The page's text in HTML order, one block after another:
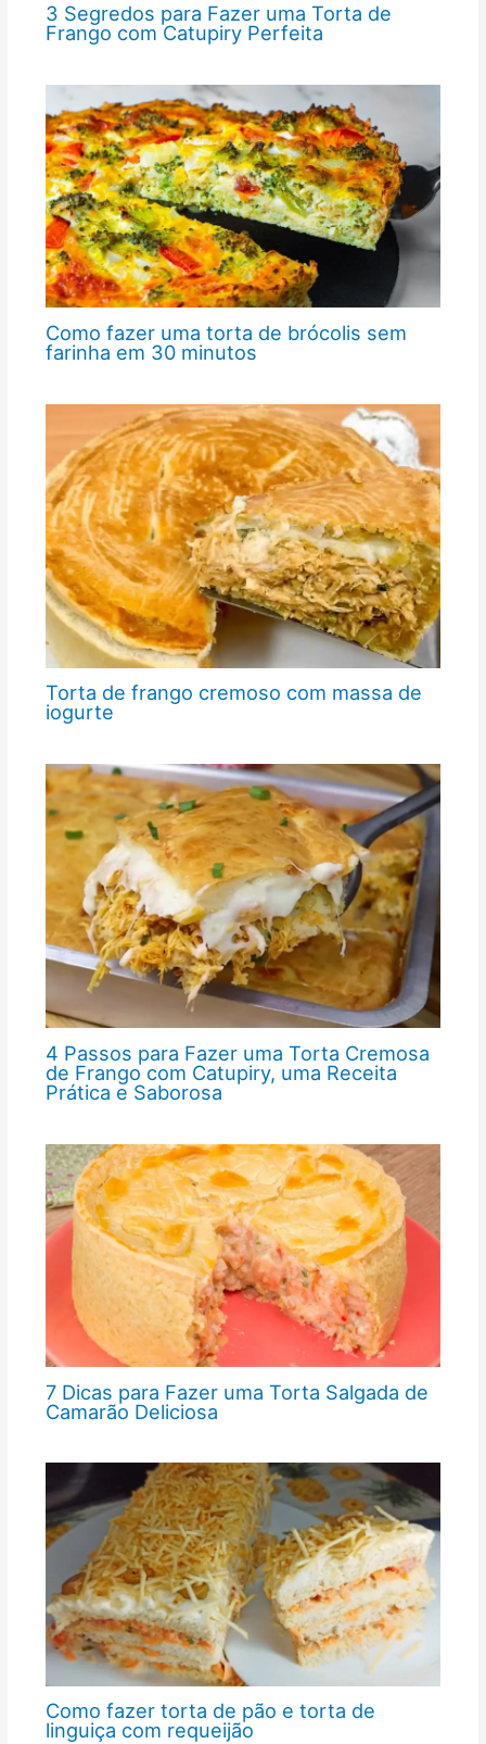
3 Segredos para Fazer uma Torta de
Frango com Catupiry Perfeita
Como fazer uma torta de brócolis sem
farinha em 30 minutos
Torta de frango cremoso com massa de
iogurte
4 Passos para Fazer uma Torta Cremosa
de Frango com Catupiry, uma Receita
Prática e Saborosa
7 Dicas para Fazer uma Torta Salgada de
Camarão Deliciosa
Como fazer torta de pão e torta de
linguiça com requeijão